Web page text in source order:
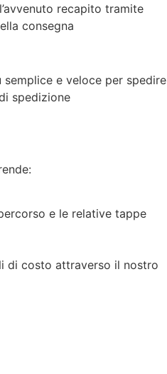
recapito tramite
consegna
e veloce per spedire
spedizione
e le relative tappe
di costo attraverso il nostro